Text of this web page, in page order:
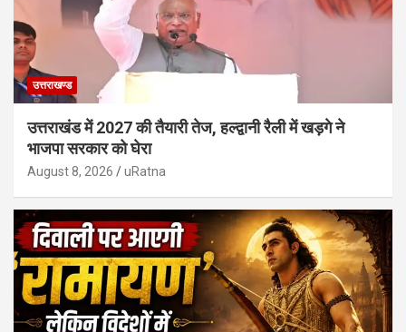
उत्तराखण्ड
उत्तराखंड में 2027 की तैयारी तेज, हल्द्वानी रैली में खड़गे ने
भाजपा सरकार को घेरा
August 8, 2026 uRatna